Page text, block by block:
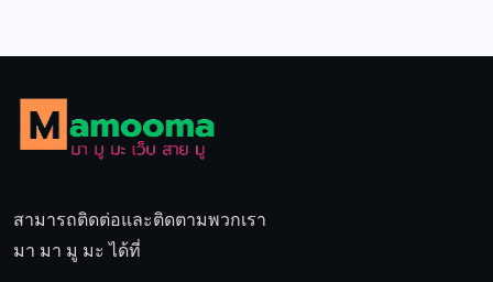
สามารถติดต่อและติดตามพวกเรา
มา มา มู มะ ได้ที่